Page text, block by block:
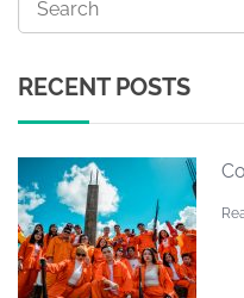
RECENT POSTS